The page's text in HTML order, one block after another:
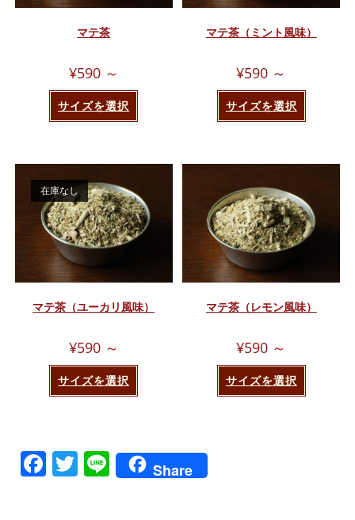
マテ茶
¥590～
サイズを選択
マテ茶（ミント風味）
¥590 ～
サイズを選択
在庫なし
マテ茶（ユーカリ風味）
¥590～
サイズを選択
マテ茶（レモン風味）
¥590 ～
サイズを選択
F T Li
n
Share